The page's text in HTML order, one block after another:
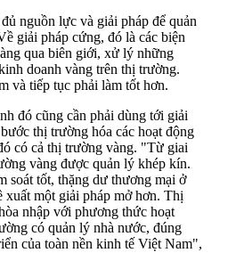
nguồn lực và giải pháp để quản
giải pháp cứng, đó là các biện
qua biên giới, xử lý những
doanh vàng trên thị trường.
và tiếp tục phải làm tốt hơn.
đó cũng cần phải dùng tới giải
thị trường hóa các hoạt động
có cả thị trường vàng. "Từ giai
vàng được quản lý khép kín.
soát tốt, thặng dư thương mại ở
một giải pháp mở hơn. Thị
nhập với phương thức hoạt
có quản lý nhà nước, đúng
của toàn nền kinh tế Việt Nam",